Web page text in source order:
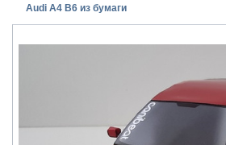
Audi A4 B6 из бумаги